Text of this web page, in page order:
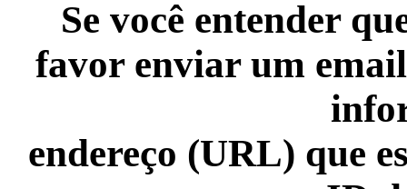
Se você entender
favor enviar um
endereço (URL) que